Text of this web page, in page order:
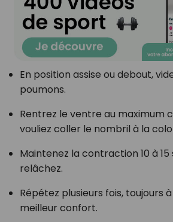
En position assise ou debout,
poumons.
Rentrez le ventre au maximum
vouliez coller le nombril à la
Maintenez la contraction 10 à 15
relâchez.
Répétez plusieurs fois, toujours
meilleur confort.